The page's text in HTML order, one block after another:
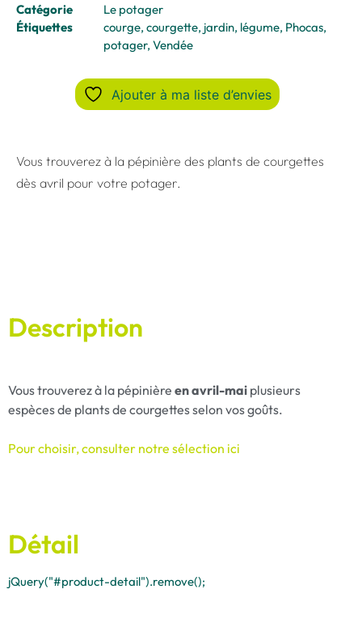
Catégorie
Le potager
Étiquettes
courge, courgette, jardin, légume, Phocas,
potager, Vendée
Ajouter à ma liste d’envies
Vous trouverez à la pépinière des plants de courgettes
dès avril pour votre potager.
Description
Vous trouverez à la pépinière en avril-mai plusieurs
espèces de plants de courgettes selon vos goûts.
Pour choisir, consulter notre sélection ici
Détail
jQuery("#product-detail").remove();